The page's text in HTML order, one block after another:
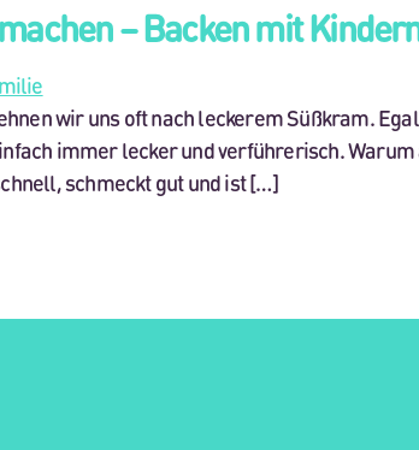
– Backen mit
wir uns oft nach leckerem Süßkram.
immer lecker und verführerisch.
schmeckt gut und ist […]